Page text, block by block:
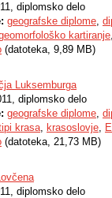
diplomsko delo
geografske diplome,
kartiranje
(datoteka, 9,89 MB)
Luksemburga
diplomsko delo
geografske diplome,
krasa, krasoslovje,
(datoteka, 21,73 MB)
diplomsko delo